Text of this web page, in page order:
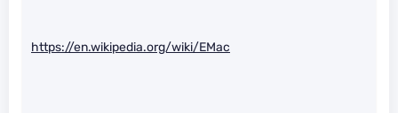
https://en.wikipedia.org/wiki/EMac